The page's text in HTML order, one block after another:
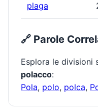
plaga
🔗 Parole
Esplora le divisioni
polacco:
Pola, polo, polca,